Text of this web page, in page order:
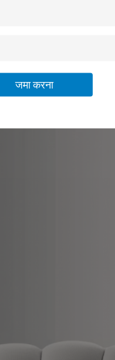
जमा करना